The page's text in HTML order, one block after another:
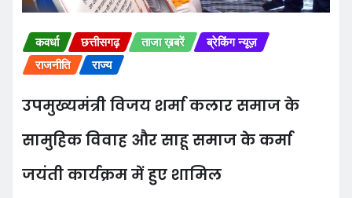
कवर्धा छत्तीसगढ़ ताजा ख़बरें
ब्रेकिंग न्यूज़
राजनीति
राज्य
उपमुख्यमंत्री विजय शर्मा कलार समाज के
सामुहिक विवाह और साहू समाज के कर्मा
जयंती कार्यक्रम में हुए शामिल